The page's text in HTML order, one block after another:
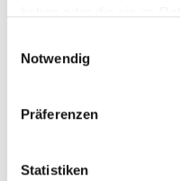
Notwendig
Präferenzen
Statistiken+493682487400